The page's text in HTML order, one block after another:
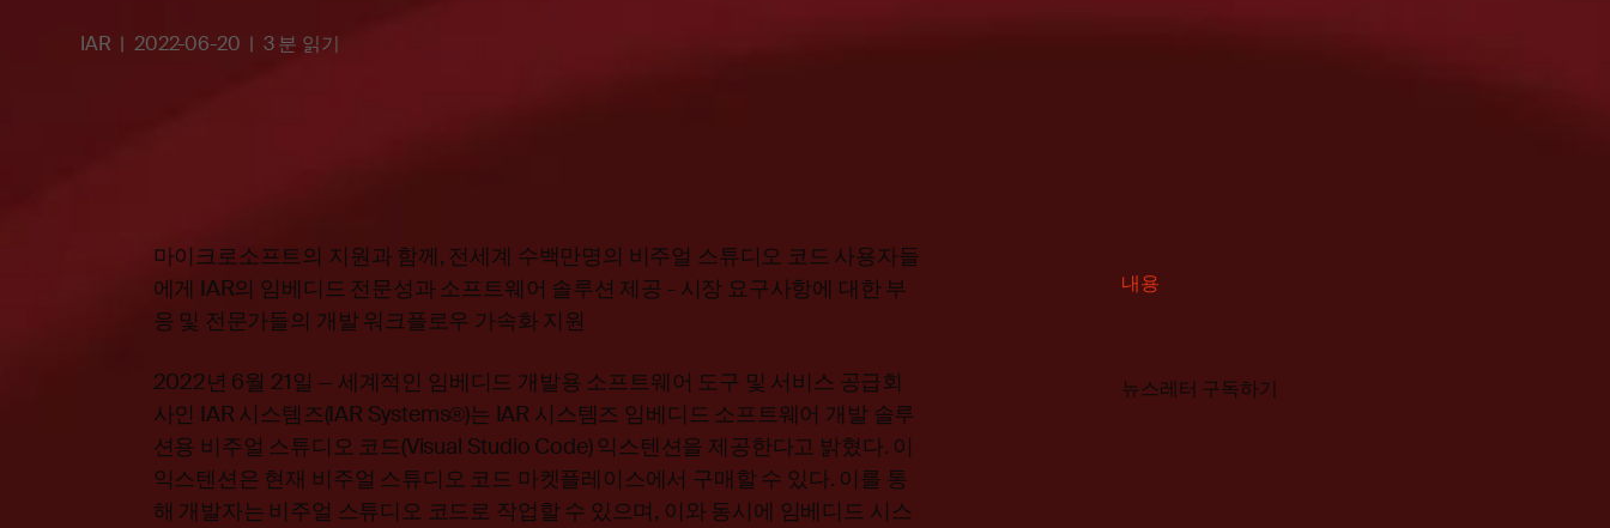
IAR 2022-06-20 3 분 읽기
마이크로소프트의 지원과 함께, 전세계 수백만명의 비주얼 스튜디오 코드 사용자들
에게 IAR의 임베디드 전문성과 소프트웨어 솔루션 제공 - 시장 요구사항에 대한 부
응 및 전문가들의 개발 워크플로우 가속화 지원
2022년 6월 21일 — 세계적인 임베디드 개발용 소프트웨어 도구 및 서비스 공급회
사인 IAR 시스템즈(IAR Systems®)는 IAR 시스템즈 임베디드 소프트웨어 개발 솔루
션용 비주얼 스튜디오 코드(Visual Studio Code) 익스텐션을 제공한다고 밝혔다. 이
익스텐션은 현재 비주얼 스튜디오 코드 마켓플레이스에서 구매할 수 있다. 이를 통
해 개발자는 비주얼 스튜디오 코드로 작업할 수 있으며, 이와 동시에 임베디드 시스
내용
뉴스레터 구독하기